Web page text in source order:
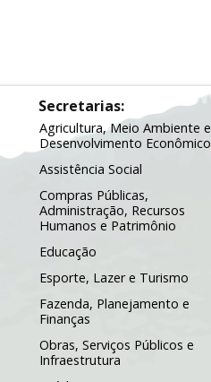
Secretarias:
Agricultura, Meio Ambiente e
Desenvolvimento Econômico
Assistência Social
Compras Públicas,
Administração, Recursos
Humanos e Patrimônio
Educação
Esporte, Lazer e Turismo
Fazenda, Planejamento e
Finanças
Obras, Serviços Públicos e
Infraestrutura